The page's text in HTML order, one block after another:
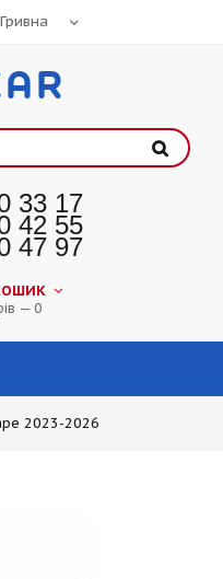
33 17
42 55
47 97
— 0
2023-2026